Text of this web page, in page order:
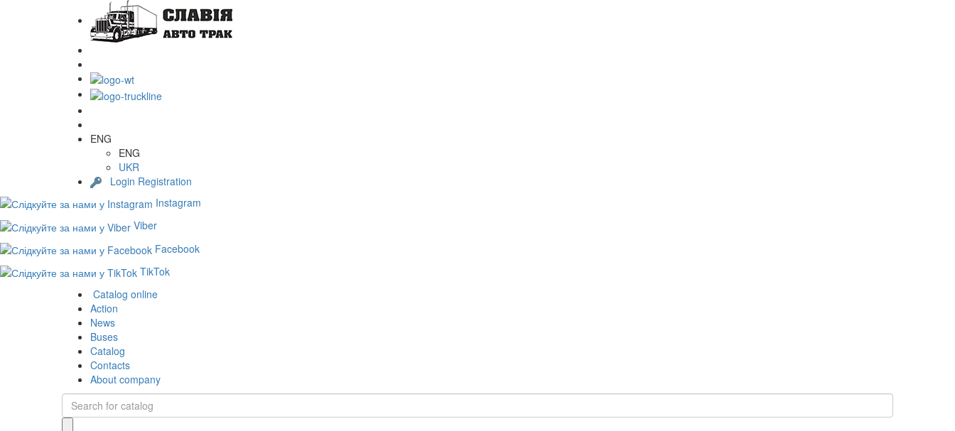
ENG
ENG
UKR
Login Registration
Instagram
Viber
Facebook
TikTok
Catalog online
Action
News
Buses
Catalog
Contacts
About company